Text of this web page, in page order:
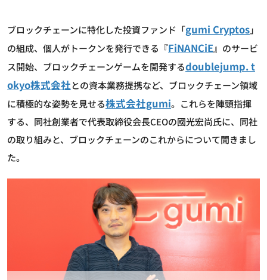
ブロックチェーンに特化した投資ファンド「gumi Cryptos」
の組成、個人がトークンを発行できる『FiNANCiE』のサービ
ス開始、ブロックチェーンゲームを開発するdoublejump. t
okyo株式会社との資本業務提携など、ブロックチェーン領域
に積極的な姿勢を見せる株式会社gumi。これらを陣頭指揮
する、同社創業者で代表取締役会長CEOの國光宏尚氏に、同社
の取り組みと、ブロックチェーンのこれからについて聞きまし
た。